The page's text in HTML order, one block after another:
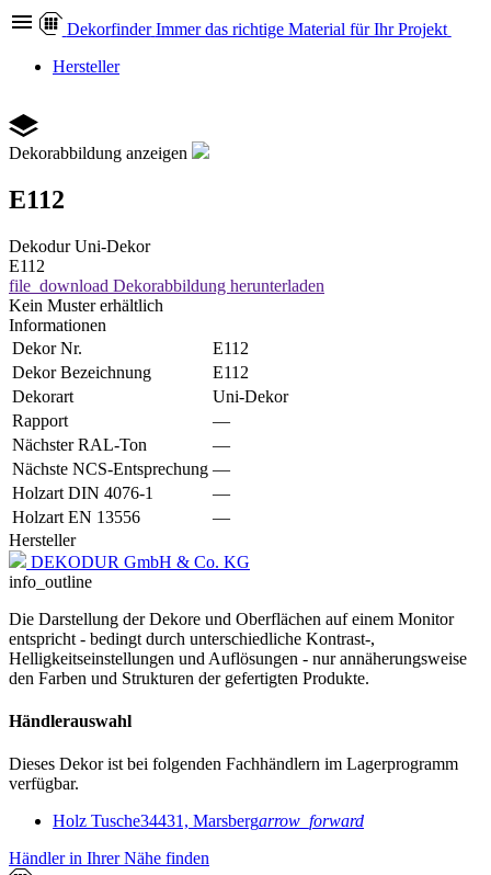
Dekorfinder Immer das richtige Material für Ihr Projekt
Hersteller
Dekorabbildung anzeigen
E112
Dekodur Uni-Dekor
E112
file_download Dekorabbildung herunterladen
Kein Muster erhältlich
Informationen
Dekor Nr.
E112
Dekor Bezeichnung
E112
Dekorart
Uni-Dekor
Rapport
—
Nächster RAL-Ton
—
Nächste NCS-Entsprechung —
Holzart DIN 4076-1
—
Holzart EN 13556
—
Hersteller
DEKODUR GmbH & Co. KG
info_outline
Die Darstellung der Dekore und Oberflächen auf einem Monitor
entspricht - bedingt durch unterschiedliche Kontrast-,
Helligkeitseinstellungen und Auflösungen - nur annäherungsweise
den Farben und Strukturen der gefertigten Produkte.
Händlerauswahl
Dieses Dekor ist bei folgenden Fachhändlern im Lagerprogramm
verfügbar.
Holz Tusche34431, Marsbergarrow_forward
Händler in Ihrer Nähe finden